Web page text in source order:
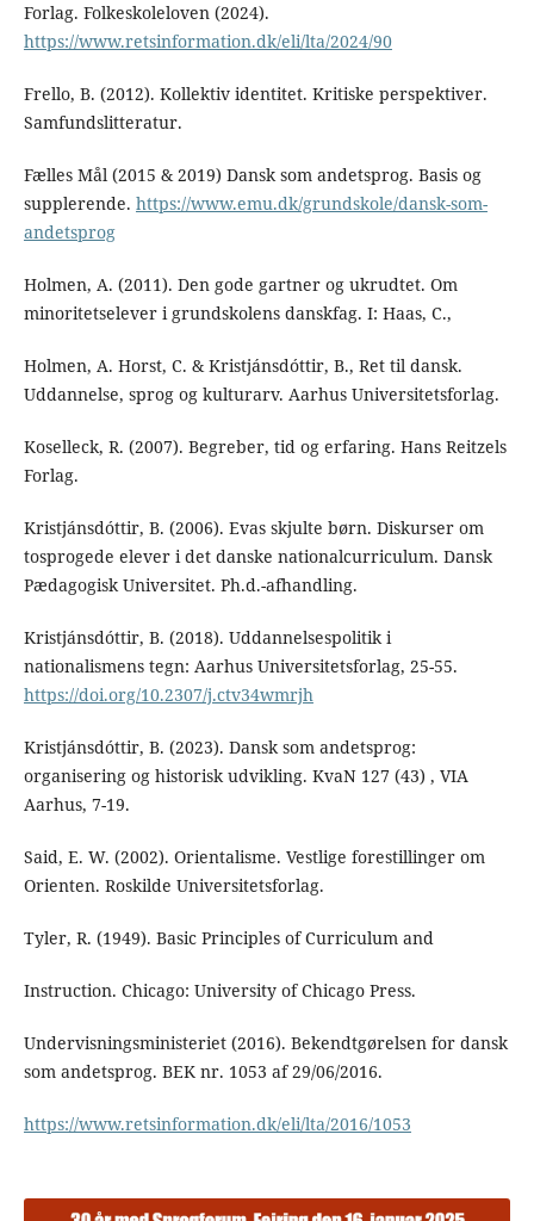
Forlag. Folkeskoleloven (2024).
https://www.retsinformation.dk/eli/lta/2024/90
Frello, B. (2012). Kollektiv identitet. Kritiske perspektiver.
Samfundslitteratur.
Fælles Mål (2015 & 2019) Dansk som andetsprog. Basis og
supplerende. https://www.emu.dk/grundskole/dansk-som-
andetsprog
Holmen, A. (2011). Den gode gartner og ukrudtet. Om
minoritetselever i grundskolens danskfag. I: Haas, C.,
Holmen, A. Horst, C. & Kristjánsdóttir, B., Ret til dansk.
Uddannelse, sprog og kulturarv. Aarhus Universitetsforlag.
Koselleck, R. (2007). Begreber, tid og erfaring. Hans Reitzels
Forlag.
Kristjánsdóttir, B. (2006). Evas skjulte børn. Diskurser om
tosprogede elever i det danske nationalcurriculum. Dansk
Pædagogisk Universitet. Ph.d.-afhandling.
Kristjánsdóttir, B. (2018). Uddannelsespolitik i
nationalismens tegn: Aarhus Universitetsforlag, 25-55.
https://doi.org/10.2307/j.ctv34wmrjh
Kristjánsdóttir, B. (2023). Dansk som andetsprog:
organisering og historisk udvikling. KvaN 127 (43) , VIA
Aarhus, 7-19.
Said, E. W. (2002). Orientalisme. Vestlige forestillinger om
Orienten. Roskilde Universitetsforlag.
Tyler, R. (1949). Basic Principles of Curriculum and
Instruction. Chicago: University of Chicago Press.
Undervisningsministeriet (2016). Bekendtgørelsen for dansk
som andetsprog. BEK nr. 1053 af 29/06/2016.
https://www.retsinformation.dk/eli/lta/2016/1053